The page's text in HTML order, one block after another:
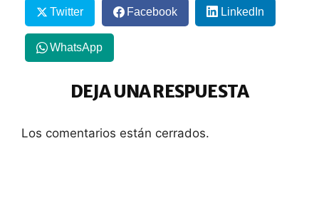
Twitter Facebook LinkedIn
WhatsApp
DEJA UNA RESPUESTA
Los comentarios están cerrados.